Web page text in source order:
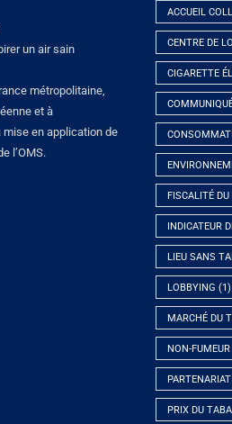
un air sain
métropolitaine,
et à
mise en application de
l’OMS.
ACCUEIL
CENTRE DE
CIGARETTE
FISCALITÉ
INDICATEUR
LIEU SANS
LOBBYING (1)
MARCHÉ DU
NON-FUMEUR
PARTENARIAT
PRIX DU